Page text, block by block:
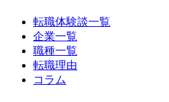
転職体験談一覧
企業一覧
職種一覧
転職理由
コラム